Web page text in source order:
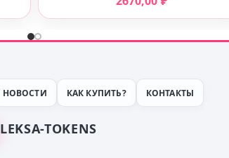
НОВОСТИ КАК КУПИТЬ? КОНТАКТЫ